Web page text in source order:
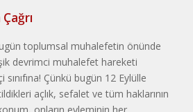
Çağrı
toplumsal muhalefetin önünde
devrimci muhalefet hareketi
sınıfına! Çünkü bugün 12 Eylülle
açlık, sefalet ve tüm haklarının